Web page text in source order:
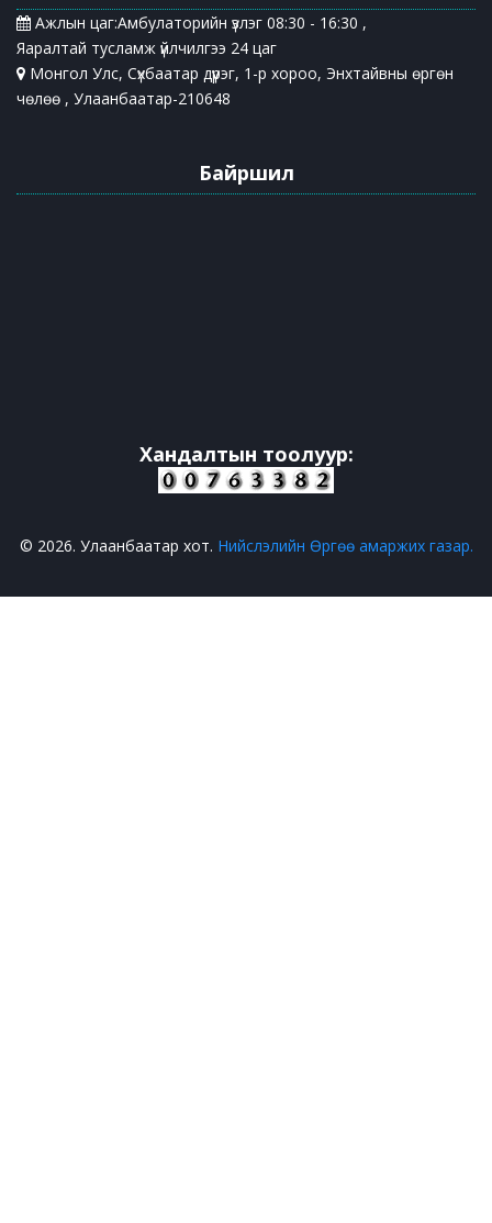
Ажлын цаг:Амбулаторийн үзлэг 08:30 - 16:30 ,
Яаралтай тусламж үйлчилгээ 24 цаг
Монгол Улс, Сүхбаатар дүүрэг, 1-р хороо, Энхтайвны өргөн
чөлөө , Улаанбаатар-210648
Байршил
Хандалтын тоолуур:
© 2026. Улаанбаатар хот. Нийслэлийн Өргөө амаржих газар.